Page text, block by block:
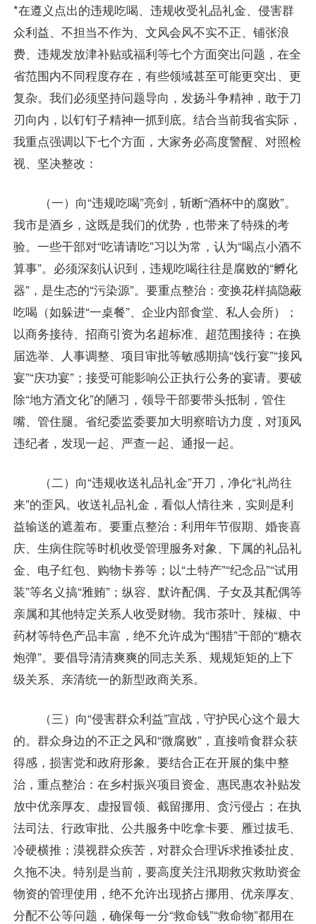
*在遵义点出的违规吃喝、违规收受礼品礼金、侵害群
众利益、不担当不作为、文风会风不实不正、铺张浪
费、违规发放津补贴或福利等七个方面突出问题，在全
省范围内不同程度存在，有些领域甚至可能更突出、更
复杂。我们必须坚持问题导向，发扬斗争精神，敢于刀
刃向内，以钉钉子精神一抓到底。结合当前我省实际，
我重点强调以下七个方面，大家务必高度警醒、对照检
视、坚决整改：
（一）向“违规吃喝”亮剑，斩断“酒杯中的腐败”。
我市是酒乡，这既是我们的优势，也带来了特殊的考
验。一些干部对“吃请请吃”习以为常，认为“喝点小酒不
算事”。必须深刻认识到，违规吃喝往往是腐败的“孵化
器”，是生态的“污染源”。要重点整治：变换花样搞隐蔽
吃喝（如躲进“一桌餐”、企业内部食堂、私人会所）；
以商务接待、招商引资为名超标准、超范围接待；在换
届选举、人事调整、项目审批等敏感期搞“饯行宴”“接风
宴”“庆功宴”；接受可能影响公正执行公务的宴请。要破
除“地方酒文化”的陋习，领导干部要带头抵制，管住
嘴、管住腿。省纪委监委要加大明察暗访力度，对顶风
违纪者，发现一起、严查一起、通报一起。
（二）向“违规收送礼品礼金”开刀，净化“礼尚往
来”的歪风。收送礼品礼金，看似人情往来，实则是利
益输送的遮羞布。要重点整治：利用年节假期、婚丧喜
庆、生病住院等时机收受管理服务对象、下属的礼品礼
金、电子红包、购物卡券等；以“土特产”“纪念品”“试用
装”等名义搞“雅贿”；纵容、默许配偶、子女及其配偶等
亲属和其他特定关系人收受财物。我市茶叶、辣椒、中
药材等特色产品丰富，绝不允许成为“围猎”干部的“糖衣
炮弹”。要倡导清清爽爽的同志关系、规规矩矩的上下
级关系、亲清统一的新型政商关系。
（三）向“侵害群众利益”宣战，守护民心这个最大
的。群众身边的不正之风和“微腐败”，直接啃食群众获
得感，损害党和政府形象。要结合正在开展的集中整
治，重点整治：在乡村振兴项目资金、惠民惠农补贴发
放中优亲厚友、虚报冒领、截留挪用、贪污侵占；在执
法司法、行政审批、公共服务中吃拿卡要、雁过拔毛、
冷硬横推；漠视群众疾苦，对群众合理诉求推诿扯皮、
久拖不决。特别是当前，要高度关注汛期救灾救助资金
物资的管理使用，绝不允许出现挤占挪用、优亲厚友、
分配不公等问题，确保每一分“救命钱”“救命物”都用在